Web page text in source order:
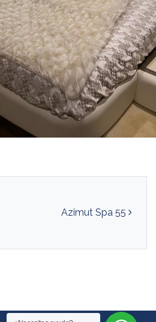
de entradas
Azimut Spa 55